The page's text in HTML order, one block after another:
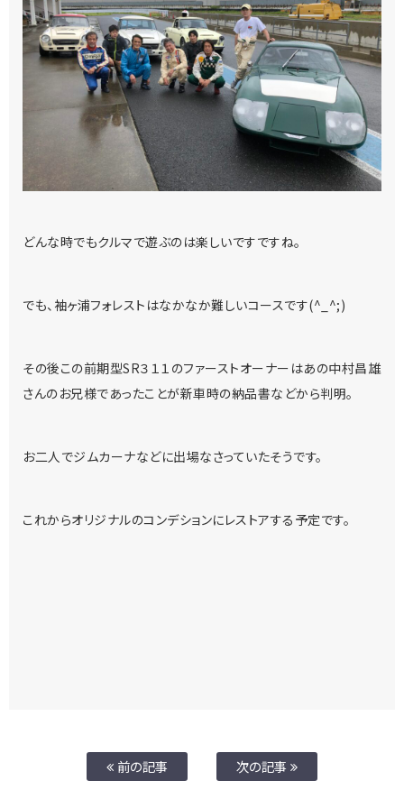
どんな時でもクルマで遊ぶのは楽しいですですね。
でも、袖ヶ浦フォレストはなかなか難しいコースです(^_^;)
その後この前期型SR３１１のファーストオーナーはあの中村昌雄
さんのお兄様であったことが新車時の納品書などから判明。
お二人でジムカーナなどに出場なさっていたそうです。
これからオリジナルのコンデションにレストアする予定です。
前の記事 次の記事